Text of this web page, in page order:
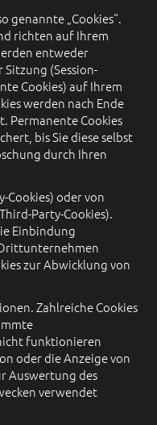
genannte „Cookies“.
richten auf Ihrem
entweder
(Session-
Cookies) auf Ihrem
werden nach Ende
Permanente Cookies
bis Sie diese selbst
durch Ihren
Cookies) oder von
Party-Cookies).
Einbindung
zur Abwicklung von
Zahlreiche Cookies
funktionieren
oder die Anzeige von
Auswertung des
verwendet